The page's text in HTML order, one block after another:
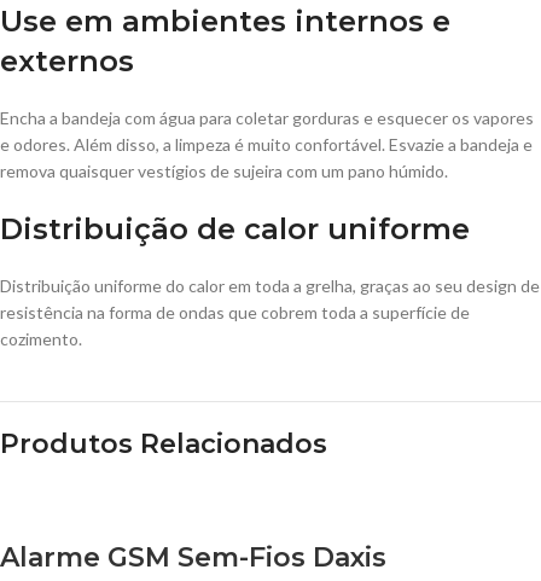
Use em ambientes internos e
externos
Encha a bandeja com água para coletar gorduras e esquecer os vapores
e odores. Além disso, a limpeza é muito confortável. Esvazie a bandeja e
remova quaisquer vestígios de sujeira com um pano húmido.
Distribuição de calor uniforme
Distribuição uniforme do calor em toda a grelha, graças ao seu design de
resistência na forma de ondas que cobrem toda a superfície de
cozimento.
Produtos Relacionados
Alarme GSM Sem-Fios Daxis